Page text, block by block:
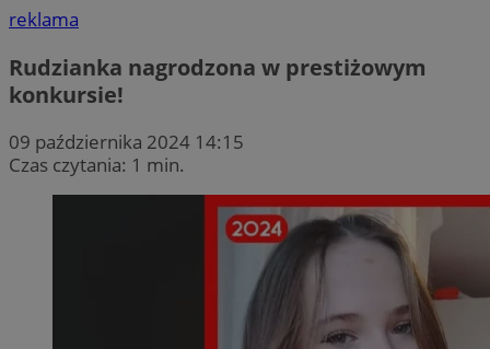
reklama
Rudzianka nagrodzona w prestiżowym
konkursie!
09 października 2024 14:15
Czas czytania: 1 min.